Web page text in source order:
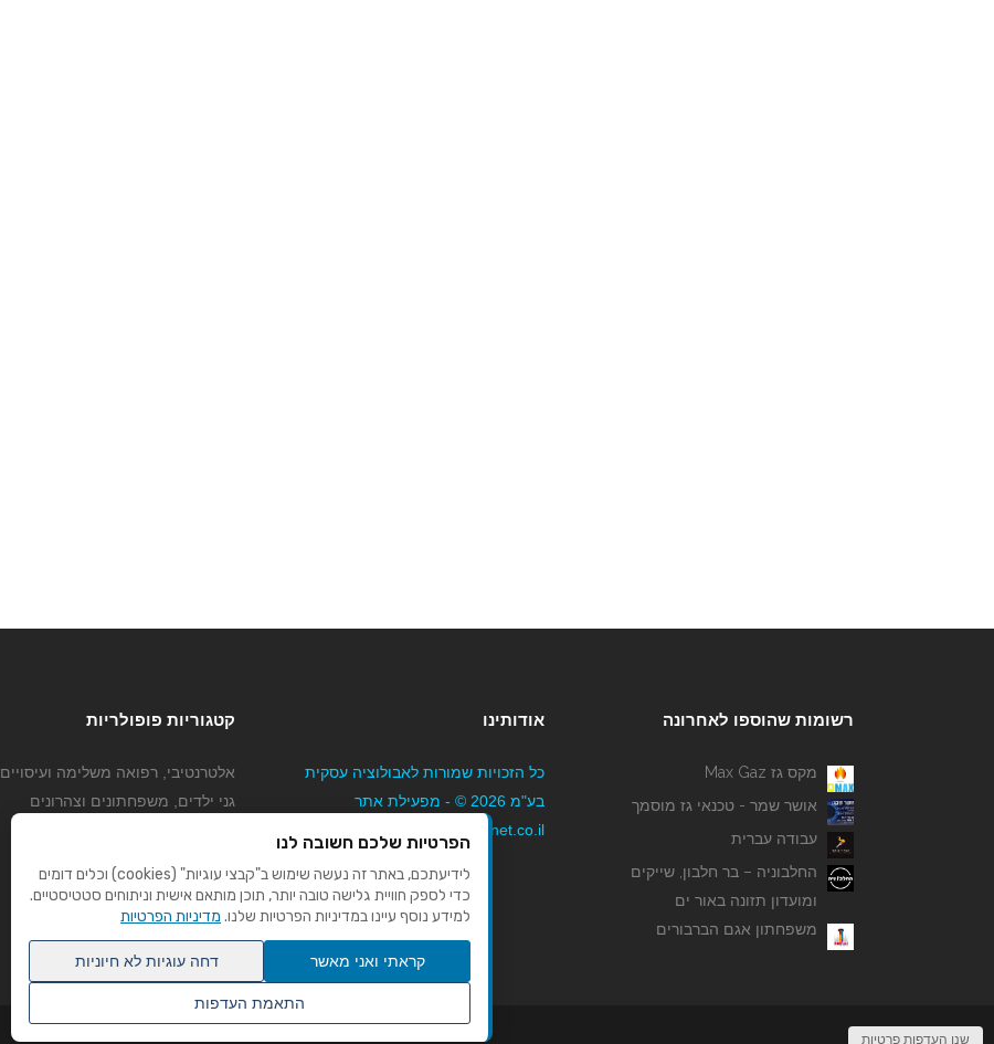
רשומות שהוספו לאחרונה
מקס גז Max Gaz
אושר שמר - טכנאי גז מוסמך
עבודה עברית
החלבוניה – בר חלבון, שייקים
ומועדון תזונה באור ים
משפחתון אגם הברבורים
אודותינו
כל הזכויות שמורות לאבולוציה עסקית
בע"מ 2026 © - מפעילת אתר
Mybiznet.co.il
קטגוריות פופולריות
אלטרנטיבי, רפואה משלימה ועיסויים
גני ילדים, משפחתונים וצהרונים
הפרטיות שלכם חשובה לנו
לידיעתכם, באתר זה נעשה שימוש ב"קבצי עוגיות" (cookies) וכלים דומים
כדי לספק חוויית גלישה טובה יותר, תוכן מותאם אישית וניתוחים סטטיסטיים.
למידע נוסף עיינו במדיניות הפרטיות שלנו. מדיניות הפרטיות
קראתי ואני מאשר דחה עוגיות לא חיוניות
התאמת העדפות
שנו העדפות פרטיות